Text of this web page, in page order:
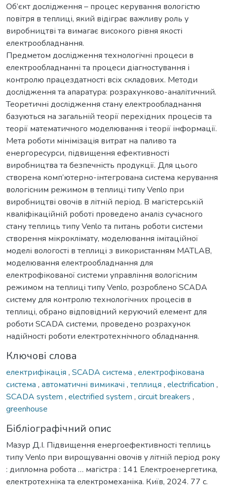
Об’єкт дослідження – процес керування вологістю
повітря в теплиці, який відіграє важливу роль у
виробництві та вимагає високого рівня якості
електрообладнання.
Предметом дослідження технологічні процеси в
електрообладнанні та процеси діагностування і
контролю працездатності всіх складових. Методи
дослідження та апаратура: розрахунково-аналітичний.
Теоретичні дослідження стану електрообладнання
базуються на загальній теорії перехідних процесів та
теорії математичного моделювання і теорії інформації.
Мета роботи мінімізація витрат на паливо та
енергоресурси, підвищення ефективності
виробництва та безпечність продукції. Для цього
створена комп’ютерно-інтегрована система керування
вологісним режимом в теплиці типу Venlo при
виробництві овочів в літній період. В магістерській
кваліфікаційній роботі проведено аналіз сучасного
стану теплиць типу Venlo та питань роботи системи
створення мікроклімату, моделювання імітаційної
моделі вологості в теплиці з використанням MATLAB,
моделювання електрообладнання для
електрофікованої системи управління вологісним
режимом на теплиці типу Venlo, розроблено SCADA
систему для контролю технологічних процесів в
теплиці, обрано відповідний керуючий елемент для
роботи SCADA системи, проведено розрахунок
надійності роботи електротехнічного обладнання.
Ключові слова
електрифікація , SCADA система , електрофікована
система , автоматичні вимикачі , теплиця , electrification ,
SCADA system , electrified system , circuit breakers ,
greenhouse
Бібліографічний опис
Мазур Д.І. Підвищення енергоефективності теплиць
типу Venlo при вирощуванні овочів у літній період року
: дипломна робота … магістра : 141 Електроенергетика,
електротехніка та електромеханіка. Київ, 2024. 77 с.